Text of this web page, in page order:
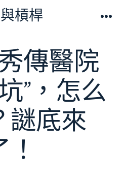
槓桿
傳醫院
”，怎么
謎底來